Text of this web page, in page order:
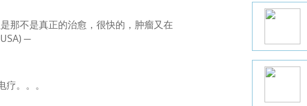
那不是真正的治愈，很快的，肿瘤又在
─
。。。